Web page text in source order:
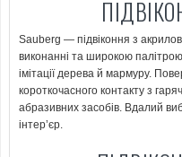
Sauberg — підвіконня з
виконанні та широкою палітрою
імітації дерева й мармуру.
короткочасного контакту з
абразивних засобів. Вдалий
інтер’єр.